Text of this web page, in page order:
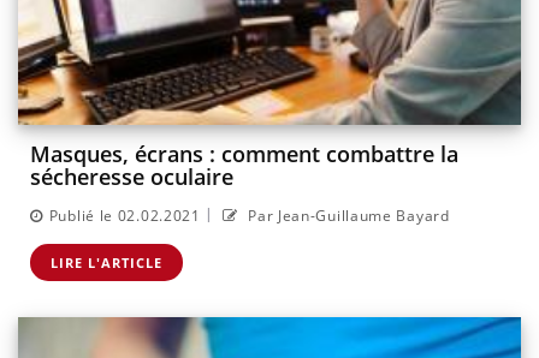
Masques, écrans : comment combattre la
sécheresse oculaire
Publié le 02.02.2021 | Par Jean-Guillaume Bayard
LIRE L'ARTICLE